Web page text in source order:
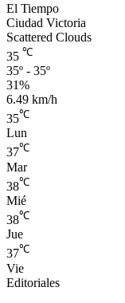
El Tiempo
Ciudad Victoria
Scattered Clouds
35 ℃
35º - 35º
31%
6.49 km/h
35℃
Lun
37℃
Mar
38℃
Mié
38℃
Jue
37℃
Vie
Editoriales